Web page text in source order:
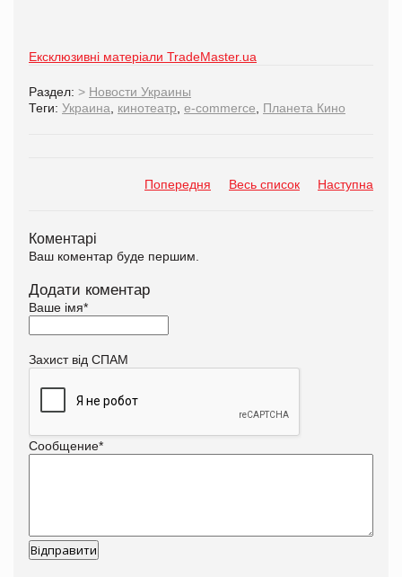
Ексклюзивні матеріали TradeMaster.ua
Раздел: > Новости Украины
Теги: Украина кинотеатр e-commerce Планета Кино
Попередня Весь список Наступна
Коментарі
Ваш коментар буде першим.
Додати коментар
Ваше імя*
Захист від СПАМ
Сообщение*